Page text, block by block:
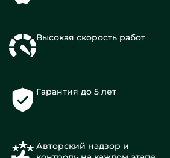
Высокая скорость работ
Гарантия до 5 лет
Авторский надзор и